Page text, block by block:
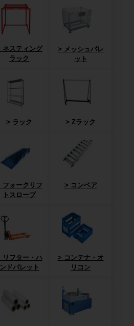
ネスティング
ラック
メッシュパレ
ット
ラック Zラック
フォークリフ
トスロープ
コンベア
リフター・ハ
ンドパレット
コンテナ・オ
リコン